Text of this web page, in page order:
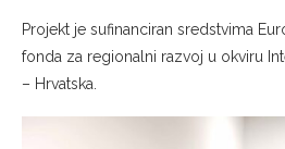
Projekt je sufinanciran sredstvima
fonda za regionalni razvoj u okviru
– Hrvatska.